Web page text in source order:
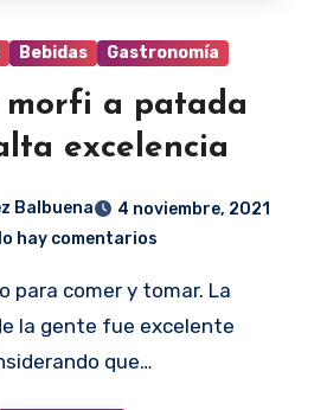
Bebidas Gastronomía
morfi a patada
excelencia
Balbuena
4 noviembre, 2021
hay comentarios
la gente fue excelente
que…